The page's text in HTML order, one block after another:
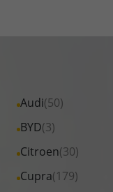
Audi(50)
Alle
Fahrzeuge
Audi
anzeigen
BYD(3)
Alle
Fahrzeuge
BYD
Citroen(30)
Alle
Fahrzeuge
Cupra(179)
Alle